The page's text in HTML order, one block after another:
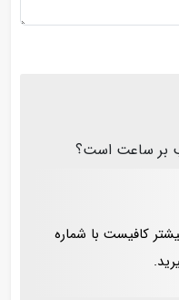
بر ساعت است؟
کافیست با شماره